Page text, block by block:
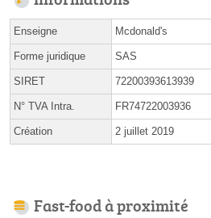
Enseigne Mcdonald's
Forme juridique SAS
SIRET 72200393613939
N° TVA Intra. FR74722003936
Création 2 juillet 2019
Fast-food à proximité